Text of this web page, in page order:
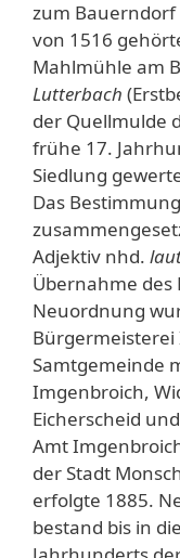
zum
von 1516
Mahlmühle am
Lutterbach
der Quellmulde
frühe 17.
Siedlung
Das
Adjektiv nhd.
Übernahme
Neuordnung
Bürgermeisterei
Samtgemeinde
Imgenbroich,
Eicherscheid
Amt
der Stadt
erfolgte 1885.
bestand bis in